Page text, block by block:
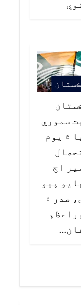
سموري
۾ يوم
اڄ
پيو
صدر ۽